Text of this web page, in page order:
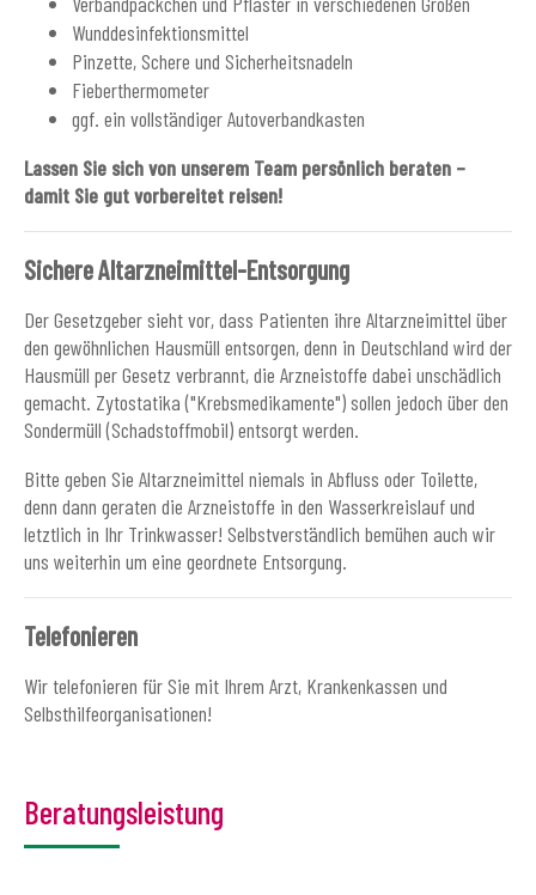
Wunddesinfektionsmittel
Pinzette, Schere und Sicherheitsnadeln
Fieberthermometer
ggf. ein vollständiger Autoverbandkasten
Lassen Sie sich von unserem Team persönlich beraten –
damit Sie gut vorbereitet reisen!
Sichere Altarzneimittel-Entsorgung
Der Gesetzgeber sieht vor, dass Patienten ihre Altarzneimittel über
den gewöhnlichen Hausmüll entsorgen, denn in Deutschland wird der
Hausmüll per Gesetz verbrannt, die Arzneistoffe dabei unschädlich
gemacht. Zytostatika ("Krebsmedikamente") sollen jedoch über den
Sondermüll (Schadstoffmobil) entsorgt werden.
Bitte geben Sie Altarzneimittel niemals in Abfluss oder Toilette,
denn dann geraten die Arzneistoffe in den Wasserkreislauf und
letztlich in Ihr Trinkwasser! Selbstverständlich bemühen auch wir
uns weiterhin um eine geordnete Entsorgung.
Telefonieren
Wir telefonieren für Sie mit Ihrem Arzt, Krankenkassen und
Selbsthilfeorganisationen!
Beratungsleistung